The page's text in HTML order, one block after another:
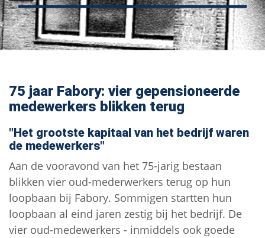
75 jaar Fabory: vier gepensioneerde
medewerkers blikken terug
"Het grootste kapitaal van het bedrijf waren
de medewerkers"
Aan de vooravond van het 75-jarig bestaan
blikken vier oud-mederwerkers terug op hun
loopbaan bij Fabory. Sommigen startten hun
loopbaan al eind jaren zestig bij het bedrijf. De
vier oud-medewerkers - inmiddels ook goede